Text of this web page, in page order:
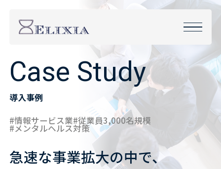
Case Study
導入事例
#情報サービス業#従業員3,000名規模
#メンタルヘルス対策
急速な事業拡大の中で、